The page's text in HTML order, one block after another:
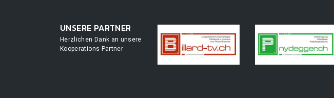
UNSERE PARTNER
Herzlichen Dank an unsere
Kooperations-Partner